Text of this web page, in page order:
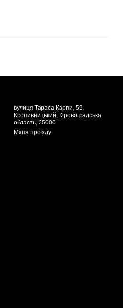
вулиця Тараса Карпи, 59,
Кропивницький, Кіровоградська
область, 25000
Мапа проїзду